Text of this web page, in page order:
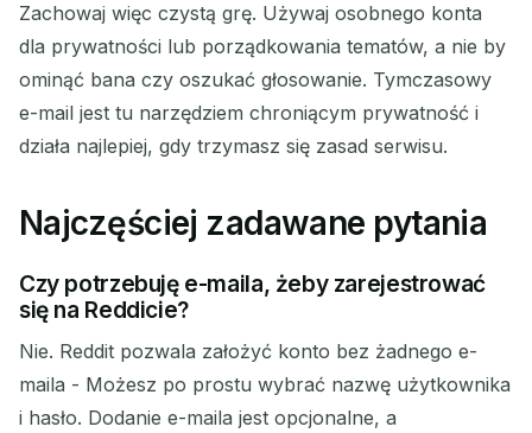
Zachowaj więc czystą grę. Używaj osobnego konta
dla prywatności lub porządkowania tematów, a nie by
ominąć bana czy oszukać głosowanie. Tymczasowy
e-mail jest tu narzędziem chroniącym prywatność i
działa najlepiej, gdy trzymasz się zasad serwisu.
Najczęściej zadawane pytania
Czy potrzebuję e-maila, żeby zarejestrować
się na Reddicie?
Nie. Reddit pozwala założyć konto bez żadnego e-
maila - Możesz po prostu wybrać nazwę użytkownika
i hasło. Dodanie e-maila jest opcjonalne, a